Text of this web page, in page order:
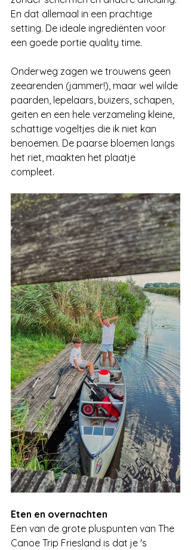
En dat allemaal in een prachtige
setting. De ideale ingrediënten voor
een goede portie quality time.
Onderweg zagen we trouwens geen
zeearenden (jammer!), maar wel wilde
paarden, lepelaars, buizers, schapen,
geiten en een hele verzameling kleine,
schattige vogeltjes die ik niet kan
benoemen. De paarse bloemen langs
het riet, maakten het plaatje
compleet.
Eten en overnachten
Een van de grote pluspunten van The
Canoe Trip Friesland is dat je 's